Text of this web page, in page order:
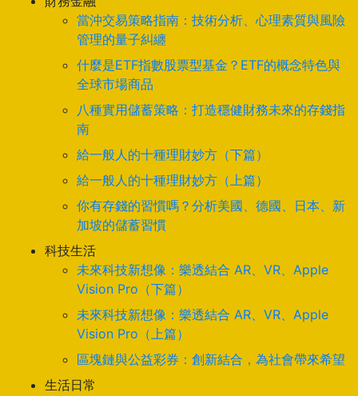
當沖交易策略指南：技術分析、心理素質與風險
管理的量子糾纏
什麼是ETF指數股票型基金？ETF的概念特色與
全球市場商品
八種實用儲蓄策略：打造穩健財務未來的存錢指
南
給一般人的十種理財妙方（下篇）
給一般人的十種理財妙方（上篇）
你有存錢的習慣嗎？分析美國、德國、日本、新
加坡的儲蓄習慣
科技生活
未來科技新想像：樂透結合 AR、VR、Apple
Vision Pro（下篇）
未來科技新想像：樂透結合 AR、VR、Apple
Vision Pro（上篇）
區塊鏈與公益彩券：創新結合，為社會帶來希望
生活日常